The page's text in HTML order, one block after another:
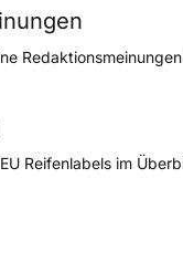
300 km/h
Reifenlabels im